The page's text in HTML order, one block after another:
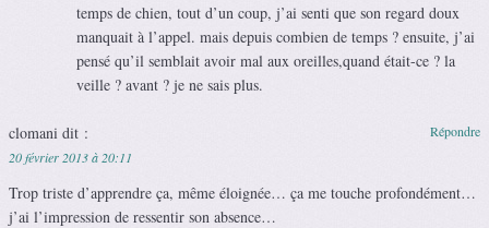
temps de chien, tout d’un coup, j’ai senti que son regard doux
manquait à l’appel. mais depuis combien de temps ? ensuite, j’ai
pensé qu’il semblait avoir mal aux oreilles,quand était-ce ? la
veille ? avant ? je ne sais plus.
clomani dit :
20 février 2013 à 20:11
Trop triste d’apprendre ça, même éloignée… ça me touche profondément…
j’ai l’impression de ressentir son absence…
Répondre